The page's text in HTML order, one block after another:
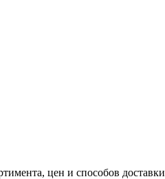
цен и способов доставки